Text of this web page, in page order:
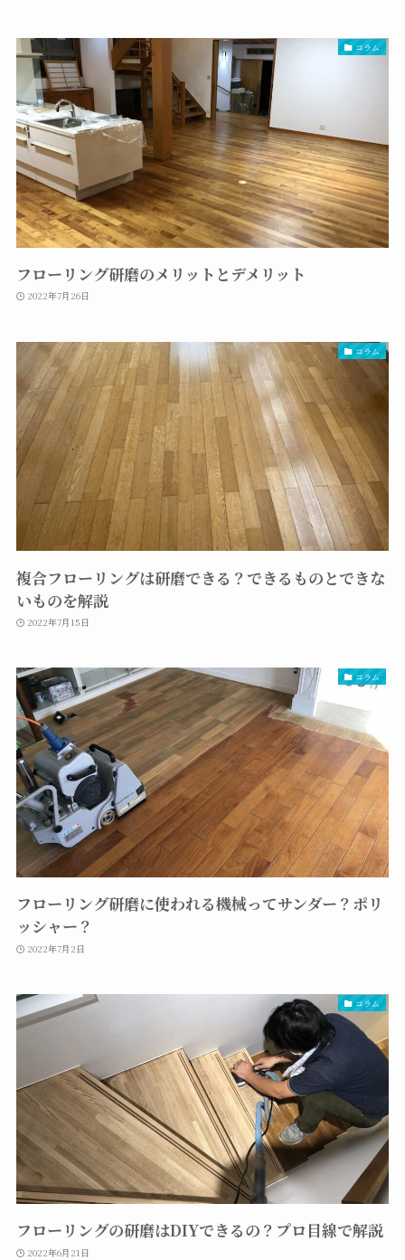
コラム
フローリング研磨のメリットとデメリット
2022年7月26日
コラム
複合フローリングは研磨できる？できるものとできな
いものを解説
2022年7月15日
コラム
フローリング研磨に使われる機械ってサンダー？ポリ
ッシャー？
2022年7月2日
コラム
フローリングの研磨はDIYできるの？プロ目線で解説
2022年6月21日